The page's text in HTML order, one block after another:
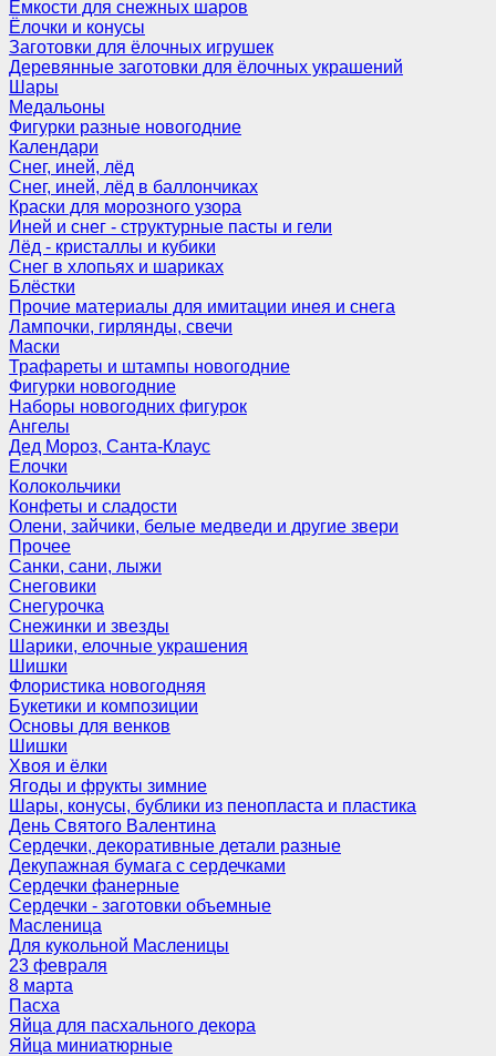
Емкости для снежных шаров
Ёлочки и конусы
Заготовки для ёлочных игрушек
Деревянные заготовки для ёлочных украшений
Шары
Медальоны
Фигурки разные новогодние
Календари
Снег, иней, лёд
Снег, иней, лёд в баллончиках
Краски для морозного узора
Иней и снег - структурные пасты и гели
Лёд - кристаллы и кубики
Снег в хлопьях и шариках
Блёстки
Прочие материалы для имитации инея и снега
Лампочки, гирлянды, свечи
Маски
Трафареты и штампы новогодние
Фигурки новогодние
Наборы новогодних фигурок
Ангелы
Дед Мороз, Санта-Клаус
Елочки
Колокольчики
Конфеты и сладости
Олени, зайчики, белые медведи и другие звери
Прочее
Санки, сани, лыжи
Снеговики
Снегурочка
Снежинки и звезды
Шарики, елочные украшения
Шишки
Флористика новогодняя
Букетики и композиции
Основы для венков
Шишки
Хвоя и ёлки
Ягоды и фрукты зимние
Шары, конусы, бублики из пенопласта и пластика
День Святого Валентина
Сердечки, декоративные детали разные
Декупажная бумага с сердечками
Сердечки фанерные
Сердечки - заготовки объемные
Масленица
Для кукольной Масленицы
23 февраля
8 марта
Пасха
Яйца для пасхального декора
Яйца миниатюрные